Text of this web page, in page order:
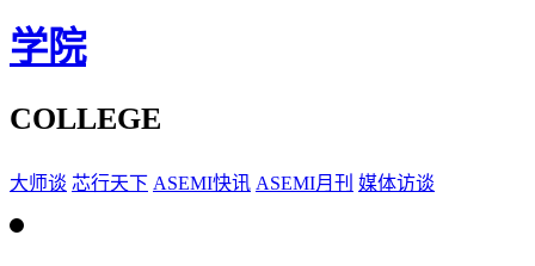
学院
COLLEGE
大师谈 芯行天下 ASEMI快讯 ASEMI月刊 媒体访谈